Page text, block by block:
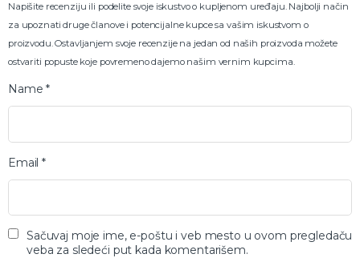
Napišite recenziju ili podelite svoje iskustvo o kupljenom uređaju. Najbolji način
za upoznati druge članove i potencijalne kupce sa vašim iskustvom o
proizvodu. Ostavljanjem svoje recenzije na jedan od naših proizvoda možete
ostvariti popuste koje povremeno dajemo našim vernim kupcima.
Name*
Email*
Sačuvaj moje ime, e-poštu i veb mesto u ovom pregledaču
veba za sledeći put kada komentarišem.